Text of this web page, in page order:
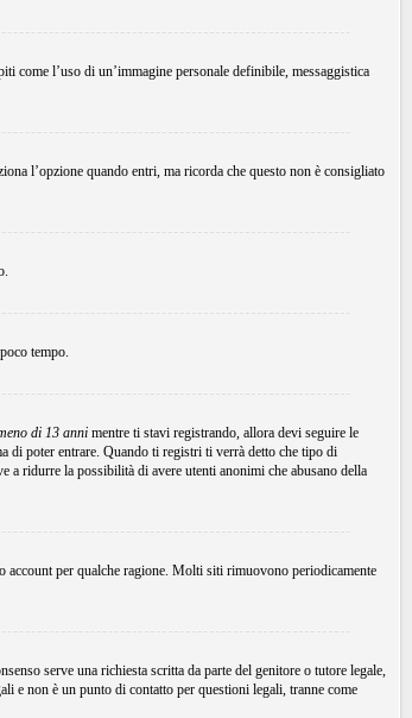
come l’uso di un’immagine personale definibile, messaggistica
l’opzione quando entri, ma ricorda che questo non è consigliato
tempo.
di 13 anni mentre ti stavi registrando, allora devi seguire le
di poter entrare. Quando ti registri ti verrà detto che tipo di
a ridurre la possibilità di avere utenti anonimi che abusano della
account per qualche ragione. Molti siti rimuovono periodicamente
serve una richiesta scritta da parte del genitore o tutore legale,
e non è un punto di contatto per questioni legali, tranne come